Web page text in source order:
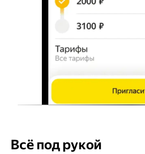
Всё под рукой